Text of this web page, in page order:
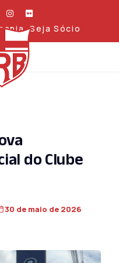
Seja Sócio
do Clube
30 de maio de 2026